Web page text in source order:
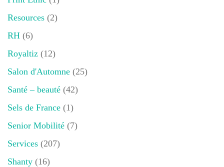
Resources (2)
RH (6)
Royaltiz (12)
Salon d'Automne (25)
Santé – beauté (42)
Sels de France (1)
Senior Mobilité (7)
Services (207)
Shanty (16)